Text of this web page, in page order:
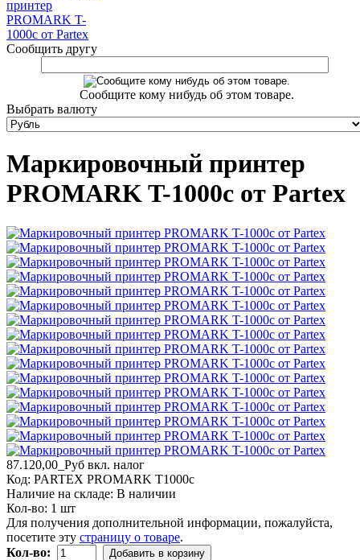
Сообщить другу
Сообщите кому нибудь об этом товаре.
Выбрать валюту
Маркировочный принтер
PROMARK T-1000c от Partex
87.120,00_Руб вкл. налог
Код: PARTEX PROMARK T1000c
Наличие на складе: В наличии
Кол-во: 1 шт
Для получения дополнительной информации, пожалуйста,
посетите эту страницу о товаре.
Кол-во:
Добавить в корзину